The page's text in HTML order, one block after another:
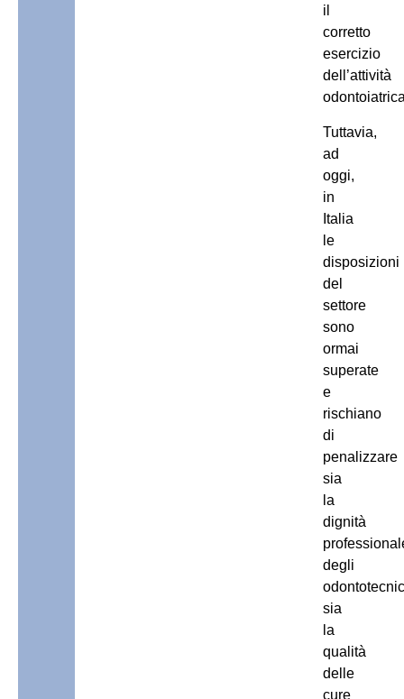
il
corretto
esercizio
dell’attività
Tuttavia,
ad
oggi,
in
Italia
le
disposizioni
del
settore
sono
ormai
superate
e
rischiano
di
penalizzare
sia
la
dignità
degli
sia
la
qualità
delle
cure